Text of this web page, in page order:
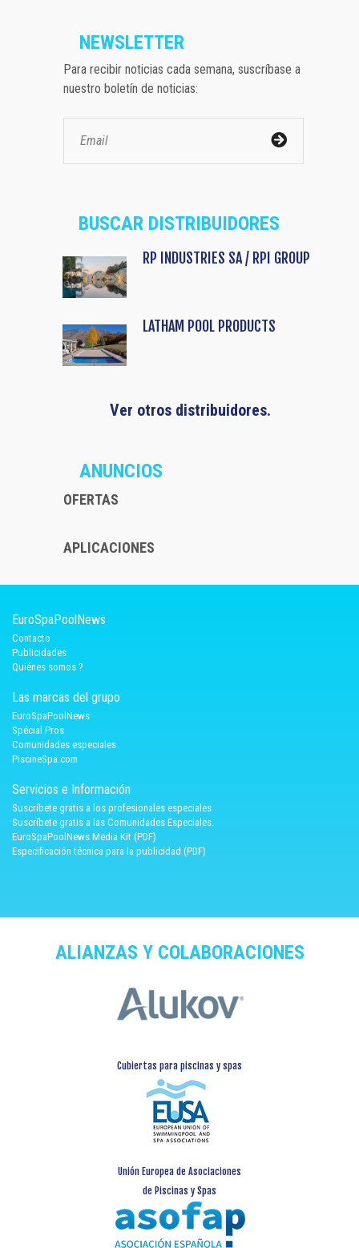
NEWSLETTER
Para recibir noticias cada semana, suscríbase a
nuestro boletín de noticias:
BUSCAR DISTRIBUIDORES
RP INDUSTRIES SA / RPI GROUP
LATHAM POOL PRODUCTS
Ver otros distribuidores.
ANUNCIOS
OFERTAS
APLICACIONES
EuroSpaPoolNews
Contacto
Publicidades
Quiénes somos ?
Las marcas del grupo
EuroSpaPoolNews
Spécial Pros
Comunidades especiales
PiscineSpa.com
Servicios e Información
Suscríbete gratis a los profesionales especiales
Suscríbete gratis a las Comunidades Especiales.
EuroSpaPoolNews Media Kit (PDF)
Especificación técnica para la publicidad (PDF)
ALIANZAS Y COLABORACIONES
Cubiertas para piscinas y spas
Unión Europea de Asociaciones
de Piscinas y Spas